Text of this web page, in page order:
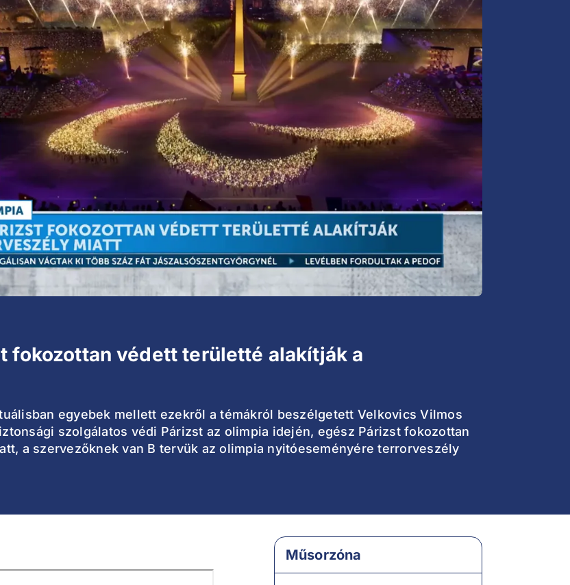
fokozottan védett területté alakítják a
egyebek mellett ezekről a témákról beszélgetett Velkovics Vilmos
szolgálatos védi Párizst az olimpia idején, egész Párizst fokozottan
a szervezőknek van B tervük az olimpia nyitóeseményére terrorveszély
Műsorzóna